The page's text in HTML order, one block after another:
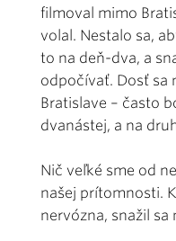
filmoval mimo
volal. Nestalo sa,
to na deň-dva, a
odpočívať. Dosť sa
Bratislave – často
dvanástej, a na
Nič veľké sme od
našej prítomnosti.
nervózna, snažil sa